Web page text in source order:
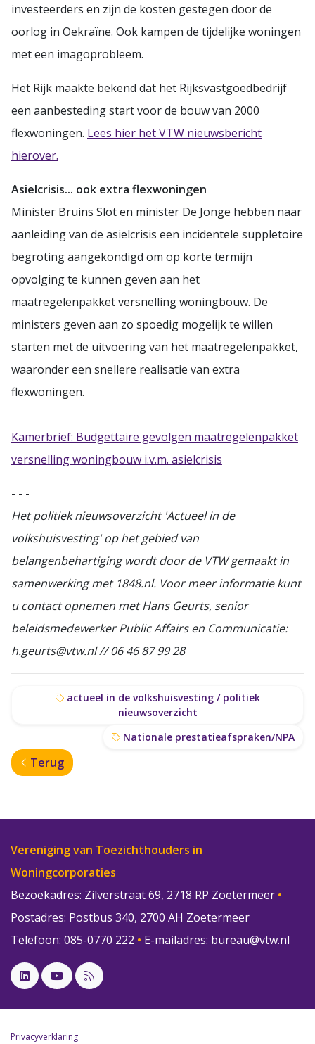
investeerders en zijn de kosten gestegen door de
oorlog in Oekraïne. Ook kampen de tijdelijke woningen
met een imagoprobleem.
Het Rijk maakte bekend dat het Rijksvastgoedbedrijf
een aanbesteding start voor de bouw van 2000
flexwoningen. Lees hier het VTW nieuwsbericht
hierover.
Asielcrisis... ook extra flexwoningen
Minister Bruins Slot en minister De Jonge hebben naar
aanleiding van de asielcrisis een incidentele suppletoire
begroting aangekondigd om op korte termijn
opvolging te kunnen geven aan het
maatregelenpakket versnelling woningbouw. De
ministers geven aan zo spoedig mogelijk te willen
starten met de uitvoering van het maatregelenpakket,
waaronder een snellere realisatie van extra
flexwoningen.
Kamerbrief: Budgettaire gevolgen maatregelenpakket
versnelling woningbouw i.v.m. asielcrisis
- - -
Het politiek nieuwsoverzicht 'Actueel in de
volkshuisvesting' op het gebied van
belangenbehartiging wordt door de VTW gemaakt in
samenwerking met 1848.nl. Voor meer informatie kunt
u contact opnemen met Hans Geurts, senior
beleidsmedewerker Public Affairs en Communicatie:
h.geurts@vtw.nl // 06 46 87 99 28
actueel in de volkshuisvesting / politiek
nieuwsoverzicht
Nationale prestatieafspraken/NPA
Terug
Vereniging van Toezichthouders in
Woningcorporaties
Bezoekadres: Zilverstraat 69, 2718 RP Zoetermeer •
Postadres: Postbus 340, 2700 AH Zoetermeer
Telefoon: 085-0770 222 • E-mailadres: bureau@vtw.nl
Privacyverklaring